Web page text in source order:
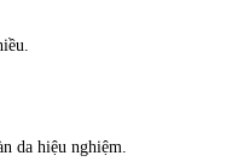
da hiệu nghiệm.